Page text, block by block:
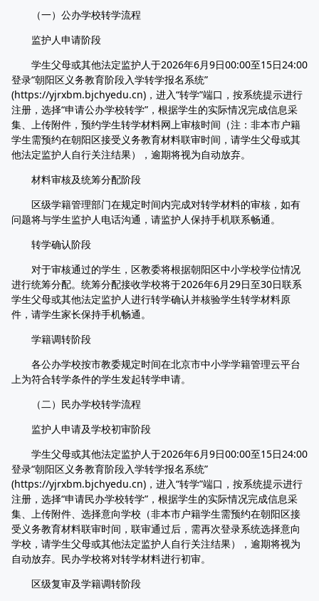
（一）公办学校转学流程
监护人申请阶段
学生父母或其他法定监护人于2026年6月9日00:00至15日24:00
登录“朝阳区义务教育阶段入学转学报名系统”
(https://yjrxbm.bjchyedu.cn)，进入“转学”端口，按系统提示进行
注册，选择“申请公办学校转学”，根据学生的实际情况完成信息采
集、上传附件，预约学生转学材料网上审核时间（注：非本市户籍
学生需预约在朝阳区接受义务教育材料联审时间，请学生父母或其
他法定监护人自行关注结果），逾期将视为自动放弃。
材料审核及统筹分配阶段
区级学籍管理部门在规定时间内完成对转学材料的审核，如有
问题将与学生监护人电话沟通，请监护人保持手机联系畅通。
转学确认阶段
对于审核通过的学生，区教委将根据朝阳区中小学校学位情况
进行统筹分配。统筹分配接收学校将于2026年6月29日至30日联系
学生父母或其他法定监护人进行转学确认并核验学生转学材料原
件，请学生家长保持手机畅通。
学籍调转阶段
各公办学校按市教委规定时间在北京市中小学学籍管理云平台
上为符合转学条件的学生发起转学申请。
（二）民办学校转学流程
监护人申请及学校初审阶段
学生父母或其他法定监护人于2026年6月9日00:00至15日24:00
登录“朝阳区义务教育阶段入学转学报名系统”
(https://yjrxbm.bjchyedu.cn)，进入“转学”端口，按系统提示进行
注册，选择“申请民办学校转学”，根据学生的实际情况完成信息采
集、上传附件、选择意向学校（非本市户籍学生需预约在朝阳区接
受义务教育材料联审时间，联审通过后，需再次登录系统选择意向
学校，请学生父母或其他法定监护人自行关注结果），逾期将视为
自动放弃。民办学校将对转学材料进行初审。
区级复审及学籍调转阶段